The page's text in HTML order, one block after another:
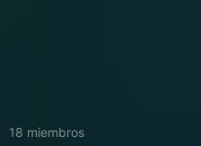
18 miembros